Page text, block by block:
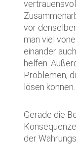
vor
man viel
einander
helfen.
Problemen,
lösen können.
Gerade die
der